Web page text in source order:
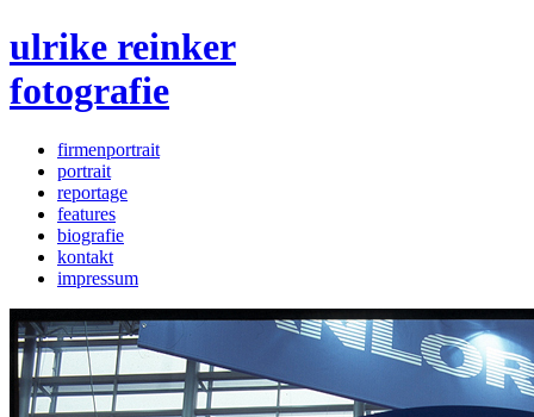
ulrike reinker
fotografie
firmenportrait
portrait
reportage
features
biografie
kontakt
impressum